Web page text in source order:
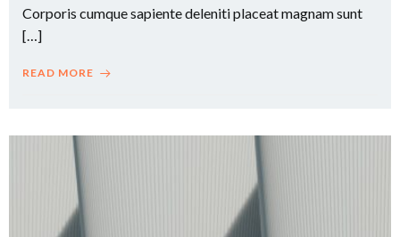
Corporis cumque sapiente deleniti placeat magnam sunt
[…]
READ MORE